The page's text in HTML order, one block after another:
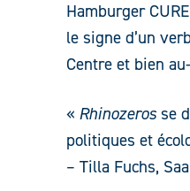
Hamburger
le signe d’un
Centre et bien
« Rhinozeros se
politiques et
– Tilla Fuchs,